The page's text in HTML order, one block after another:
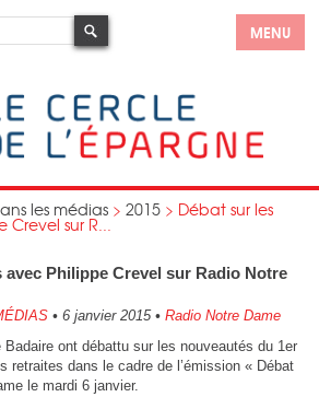
MENU
les médias > 2015 > Débat sur les
sur R...
avec Philippe Crevel sur Radio Notre
• 6 janvier 2015• Radio Notre Dame
Badaire ont débattu sur les nouveautés du 1er
retraites dans le cadre de l’émission « Débat
le mardi 6 janvier.